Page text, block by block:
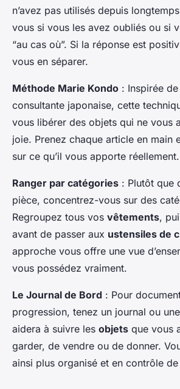
n’avez pas utilisés depuis
vous si vous les avez oubliés ou si
“au cas où”. Si la réponse est
vous en séparer.
Méthode Marie Kondo : Inspirée
consultante japonaise, cette
vous libérer des objets qui ne vous
joie. Prenez chaque article en main
sur ce qu’il vous apporte réellement.
Ranger par catégories : Plutôt que
pièce, concentrez-vous sur des
Regroupez tous vos vêtements,
avant de passer aux ustensiles de
approche vous offre une vue
vous possédez vraiment.
Le Journal de Bord : Pour
progression, tenez un journal ou
aidera à suivre les objets que vous
garder, de vendre ou de donner.
ainsi plus organisé et en contrôle